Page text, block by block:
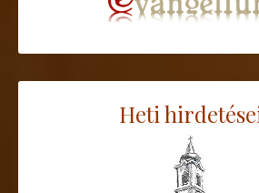
Heti